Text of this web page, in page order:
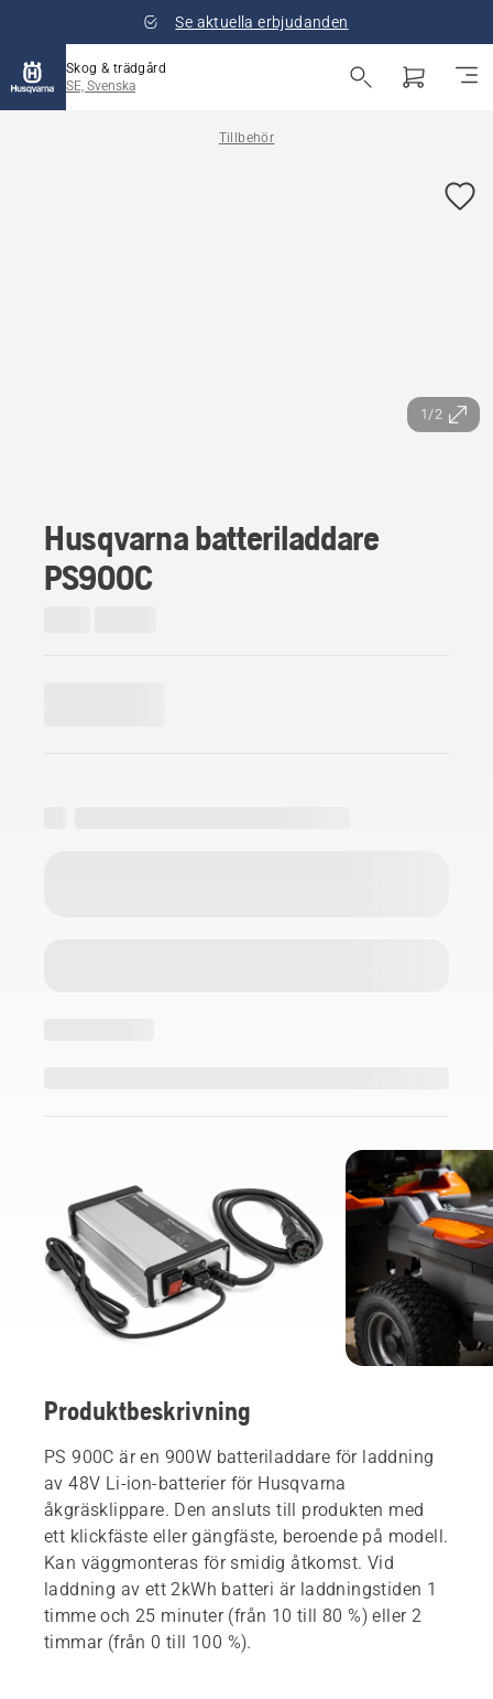
Se aktuella erbjudanden
Skog & trädgård
SE, Svenska
Tillbehör
1/2
Husqvarna batteriladdare
PS900C
Produktbeskrivning
PS 900C är en 900W batteriladdare för laddning
av 48V Li-ion-batterier för Husqvarna
åkgräsklippare. Den ansluts till produkten med
ett klickfäste eller gängfäste, beroende på modell.
Kan väggmonteras för smidig åtkomst. Vid
laddning av ett 2kWh batteri är laddningstiden 1
timme och 25 minuter (från 10 till 80 %) eller 2
timmar (från 0 till 100 %).